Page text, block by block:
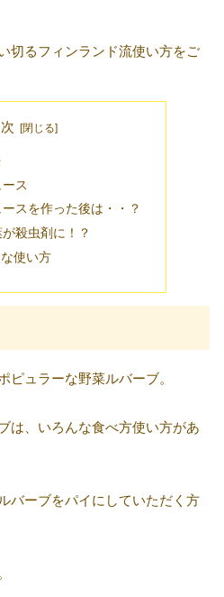
切るフィンランド流使い方をご
ス
スを作った後は・・？
殺虫剤に！？
使い方
ピュラーな野菜ルバーブ。
は、いろんな食べ方使い方があ
バーブをパイにしていただく方